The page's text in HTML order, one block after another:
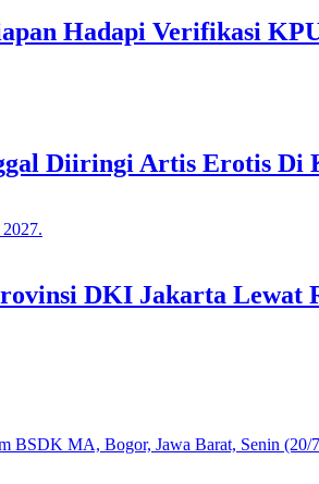
Hadapi Verifikasi
Diiringi Artis Erotis Di
DKI Jakarta Lewat